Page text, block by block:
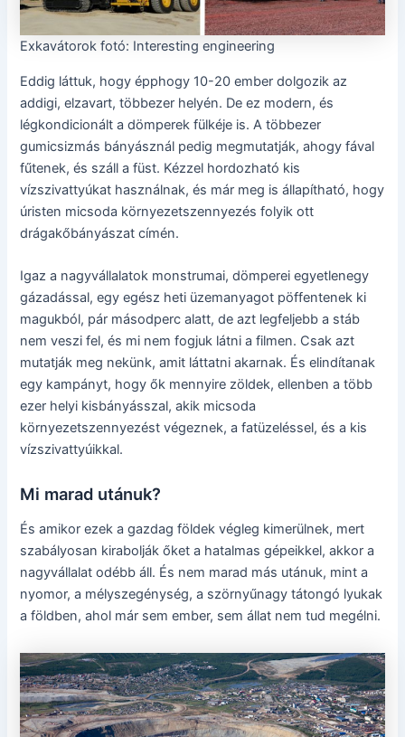
Exkavátorok fotó: Interesting engineering
Eddig láttuk, hogy épphogy 10-20 ember dolgozik az
addigi, elzavart, többezer helyén. De ez modern, és
légkondicionált a dömperek fülkéje is. A többezer
gumicsizmás bányásznál pedig megmutatják, ahogy fával
fűtenek, és száll a füst. Kézzel hordozható kis
vízszivattyúkat használnak, és már meg is állapítható, hogy
úristen micsoda környezetszennyezés folyik ott
drágakőbányászat címén.
Igaz a nagyvállalatok monstrumai, dömperei egyetlenegy
gázadással, egy egész heti üzemanyagot pöffentenek ki
magukból, pár másodperc alatt, de azt legfeljebb a stáb
nem veszi fel, és mi nem fogjuk látni a filmen. Csak azt
mutatják meg nekünk, amit láttatni akarnak. És elindítanak
egy kampányt, hogy ők mennyire zöldek, ellenben a több
ezer helyi kisbányásszal, akik micsoda
környezetszennyezést végeznek, a fatüzeléssel, és a kis
vízszivattyúikkal.
Mi marad utánuk?
És amikor ezek a gazdag földek végleg kimerülnek, mert
szabályosan kirabolják őket a hatalmas gépeikkel, akkor a
nagyvállalat odébb áll. És nem marad más utánuk, mint a
nyomor, a mélyszegénység, a szörnyűnagy tátongó lyukak
a földben, ahol már sem ember, sem állat nem tud megélni.